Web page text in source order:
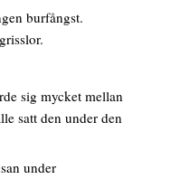
burfångst.
sig mycket mellan
satt den under den
under